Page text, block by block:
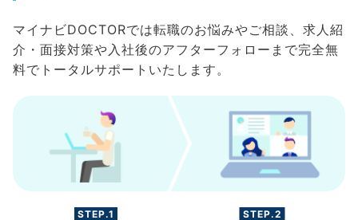
マイナビDOCTORでは転職のお悩みやご相談、求人紹
介・面接対策や入社後のアフターフォローまで完全無
料でトータルサポートいたします。
STEP.1 STEP.2